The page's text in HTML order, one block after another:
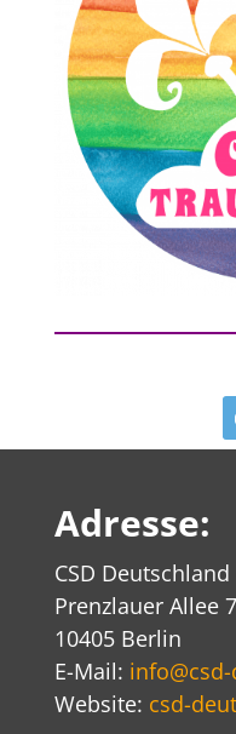
Adresse:
CSD Deutschland
Prenzlauer Allee 7
10405 Berlin
E-Mail:
Website: csd-